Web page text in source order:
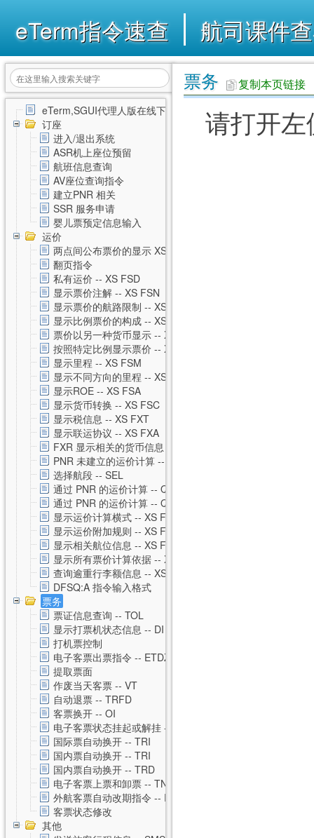
eTerm指令速查 航司课件
eTerm,SGUI代理人版在线下载
订座
进入/退出系统
ASR机上座位预留
航班信息查询
AV座位查询指令
建立PNR 相关
SSR 服务申请
婴儿票预定信息输入
运价
两点间公布票价的显示 XS FSD
翻页指令
私有运价 -- XS FSD
显示票价注解 -- XS FSN
显示票价的航路限制 -- XS FSL
显示比例票价的构成 -- XS FXH
票价以另一种货币显示 -- XS FXC
按照特定比例显示票价 -- XS FXM
显示里程 -- XS FSM
显示不同方向的里程 -- XS FSO
显示ROE -- XS FSA
显示货币转换 -- XS FSC
显示税信息 -- XS FXT
显示联运协议 -- XS FXA
FXR 显示相关的货币信息 -- XS FXR
PNR 未建立的运价计算 -- XS FSP
选择航段 -- SEL
通过 PNR 的运价计算 -- QTE
通过 PNR 的运价计算 -- QTE 私有运价
显示运价计算横式 -- XS FSQ
显示运价附加规则 -- XS FSG
显示相关航位信息 -- XS FSS
显示所有票价计算依据 -- XS FSU
查询逾重行李额信息 -- XS FSB
DFSQ:A 指令输入格式
票务
票证信息查询 -- TOL
显示打票机状态信息 -- DI
打机票控制
电子客票出票指令 -- ETDZ
提取票面
作废当天客票 -- VT
自动退票 -- TRFD
客票换开 -- OI
电子客票状态挂起或解挂 -- TSS
国际票自动换开 -- TRI
国内票自动换开 -- TRI
国内票自动换开 -- TRD
电子客票上票和卸票 -- TN
外航客票自动改期指令 -- RVAL
客票状态修改
其他
票务 复制本页链接
请打开